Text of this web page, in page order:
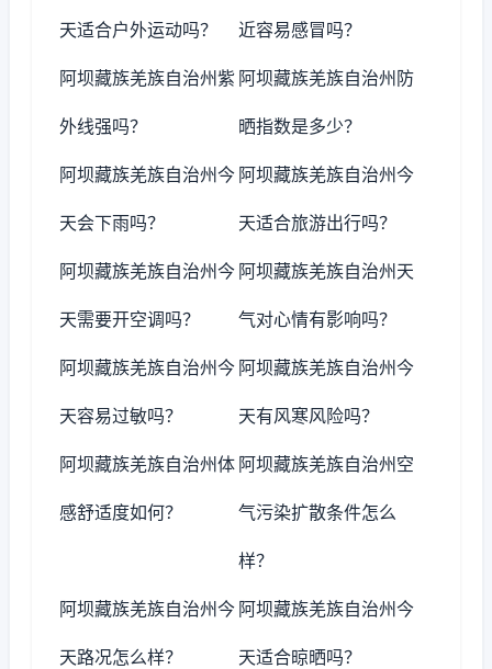
天适合户外运动吗？ 近容易感冒吗？
阿坝藏族羌族自治州紫
外线强吗？
阿坝藏族羌族自治州防
晒指数是多少？
阿坝藏族羌族自治州今
天会下雨吗？
阿坝藏族羌族自治州今
天适合旅游出行吗？
阿坝藏族羌族自治州今
天需要开空调吗？
阿坝藏族羌族自治州天
气对心情有影响吗？
阿坝藏族羌族自治州今
天容易过敏吗？
阿坝藏族羌族自治州今
天有风寒风险吗？
阿坝藏族羌族自治州体
感舒适度如何？
阿坝藏族羌族自治州空
气污染扩散条件怎么
样？
阿坝藏族羌族自治州今
天路况怎么样？
阿坝藏族羌族自治州今
天适合晾晒吗？